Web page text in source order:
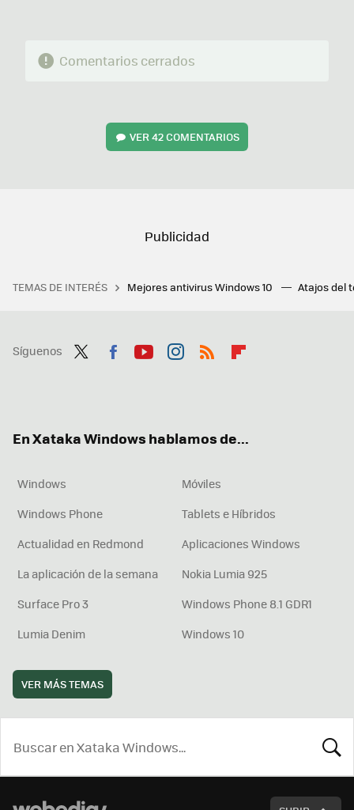
Comentarios cerrados
VER42 COMENTARIOS
TEMAS DE INTERÉS Mejores antivirus Windows 10 Atajos del
Síguenos
En Xataka Windows hablamos de...
Windows
Móviles
Windows Phone
Tablets e Híbridos
Actualidad en Redmond
Aplicaciones Windows
La aplicación de la semana
Nokia Lumia 925
Surface Pro 3
Windows Phone 8.1 GDR1
Lumia Denim
Windows 10
VER MÁS TEMAS